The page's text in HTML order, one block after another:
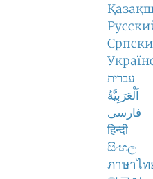
Српски
עברית
اَلْعَرَبِيَّةُ
فارسی
हिन्दी
සිංහල
ภาษาไท